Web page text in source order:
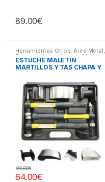
89.00€
Herramientas Otros,Area Metal,
Roscas, Herramientas Chapa y
Pintura,Maletines Herramientas,
Extractores, Compresímetros,
ESTUCHE MALETIN
MARTILLOS Y TAS CHAPA Y
64.00€
80.00€